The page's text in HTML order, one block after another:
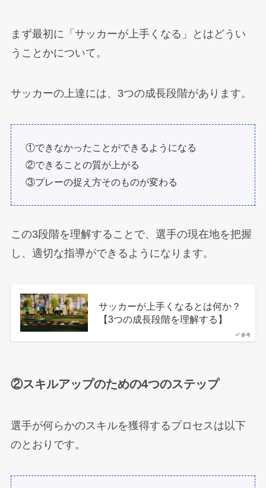
まず最初に「サッカーが上手くなる」とはどうい
うことかについて。
サッカーの上達には、3つの成長段階があります。
①できなかったことができるようになる
②できることの質が上がる
③プレーの捉え方そのものが変わる
この3段階を理解することで、選手の現在地を把握
し、適切な指導ができるようになります。
参考
サッカーが上手くなるとは何か？
【3つの成長段階を理解する】
②スキルアップのための4つのステップ
選手が何らかのスキルを獲得するプロセスは以下
のとおりです。